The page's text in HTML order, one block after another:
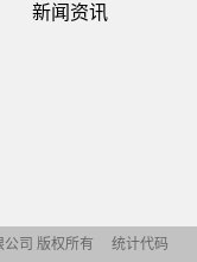
新闻资讯
司 版权所有 统计代码